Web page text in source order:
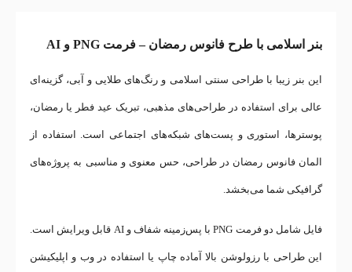
بنر اسلامی با طرح فانوس رمضان – فرمت PNG و AI
این بنر زیبا با طراحی سنتی اسلامی و رنگ‌های طلایی و آبی، گزینه‌ای
عالی برای استفاده در طراحی‌های مذهبی، تبریک عید فطر یا رمضان،
پوسترها، استوری و پست‌های شبکه‌های اجتماعی است. استفاده از
المان فانوس رمضان در طراحی، حس معنوی و مناسبی به پروژه‌های
گرافیکی شما می‌بخشد.
فایل شامل دو فرمت PNG با پس‌زمینه شفاف و AI قابل ویرایش است.
این طراحی با رزولوشن بالا آماده چاپ یا استفاده در وب و اپلیکیشن